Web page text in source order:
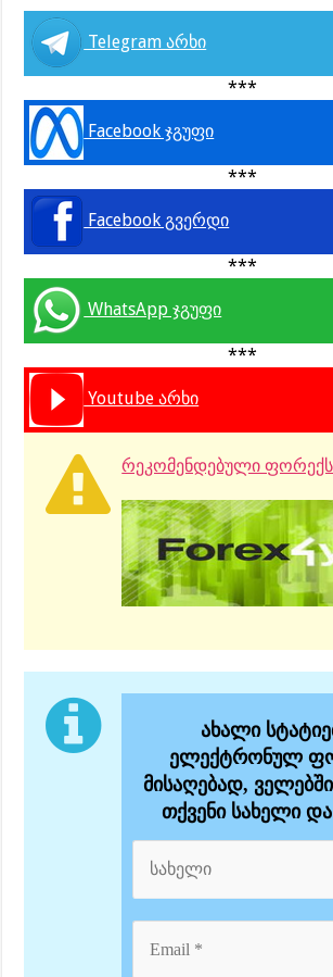
Telegram არხი
***
Facebook ჯგუფი
***
Facebook გვერდი
***
WhatsApp ჯგუფი
***
Youtube არხი
რეკომენდებული
ახალი
ელექტრონულ
მისაღებად,
თქვენი სახელი